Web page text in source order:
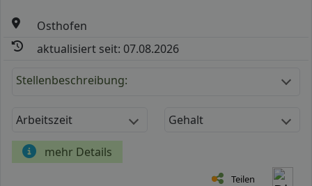
Osthofen
aktualisiert seit: 07.08.2026
Stellenbeschreibung:
Arbeitszeit Gehalt
mehr Details
Teilen